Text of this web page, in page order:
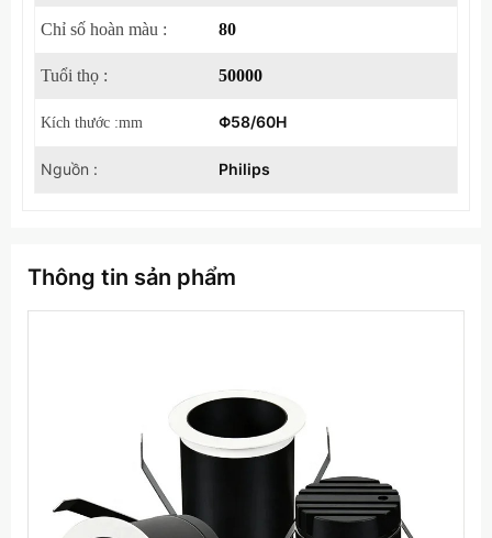
Chỉ số hoàn màu : 80
Tuổi thọ : 50000
Kích thước :mm Φ58/60H
Nguồn : Philips
Thông tin sản phẩm